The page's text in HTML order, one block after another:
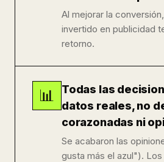
Al mejorar la
invertido en publicidad
retorno.
📊
Todas las
datos reales, no
corazonadas ni
Se acabaron las
gusta más el azul").